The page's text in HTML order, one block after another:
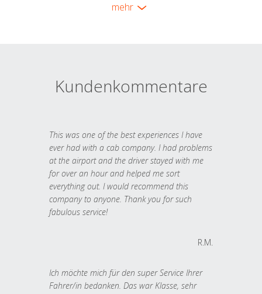
mehr
Kundenkommentare
This was one of the best experiences I have
ever had with a cab company. I had problems
at the airport and the driver stayed with me
for over an hour and helped me sort
everything out. I would recommend this
company to anyone. Thank you for such
fabulous service!
R.M.
Ich möchte mich für den super Service Ihrer
Fahrer/in bedanken. Das war Klasse, sehr